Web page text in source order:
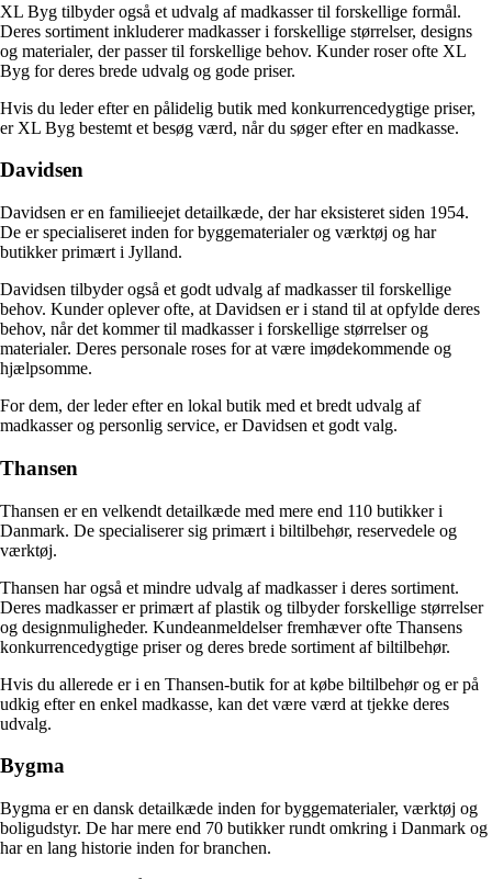
XL Byg tilbyder også et udvalg af madkasser til forskellige formål.
Deres sortiment inkluderer madkasser i forskellige størrelser, designs
og materialer, der passer til forskellige behov. Kunder roser ofte XL
Byg for deres brede udvalg og gode priser.
Hvis du leder efter en pålidelig butik med konkurrencedygtige priser,
er XL Byg bestemt et besøg værd, når du søger efter en madkasse.
Davidsen
Davidsen er en familieejet detailkæde, der har eksisteret siden 1954.
De er specialiseret inden for byggematerialer og værktøj og har
butikker primært i Jylland.
Davidsen tilbyder også et godt udvalg af madkasser til forskellige
behov. Kunder oplever ofte, at Davidsen er i stand til at opfylde deres
behov, når det kommer til madkasser i forskellige størrelser og
materialer. Deres personale roses for at være imødekommende og
hjælpsomme.
For dem, der leder efter en lokal butik med et bredt udvalg af
madkasser og personlig service, er Davidsen et godt valg.
Thansen
Thansen er en velkendt detailkæde med mere end 110 butikker i
Danmark. De specialiserer sig primært i biltilbehør, reservedele og
værktøj.
Thansen har også et mindre udvalg af madkasser i deres sortiment.
Deres madkasser er primært af plastik og tilbyder forskellige størrelser
og designmuligheder. Kundeanmeldelser fremhæver ofte Thansens
konkurrencedygtige priser og deres brede sortiment af biltilbehør.
Hvis du allerede er i en Thansen-butik for at købe biltilbehør og er på
udkig efter en enkel madkasse, kan det være værd at tjekke deres
udvalg.
Bygma
Bygma er en dansk detailkæde inden for byggematerialer, værktøj og
boligudstyr. De har mere end 70 butikker rundt omkring i Danmark og
har en lang historie inden for branchen.